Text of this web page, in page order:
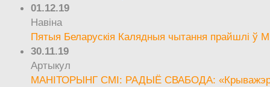
01.12.19
Навіна
Пятыя Беларускія Калядныя чытання прайшлі ў
30.11.19
Артыкул
МАНІТОРЫНГ СМІ: РАДЫЁ СВАБОДА: